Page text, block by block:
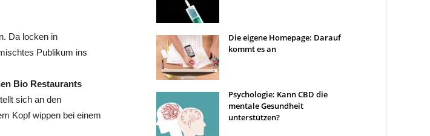
Da locken in
Publikum ins
Bio Restaurants
sich an den
Kopf wippen bei einem
Die eigene Homepage: Darauf
kommt es an
Psychologie: Kann CBD die
mentale Gesundheit
unterstützen?